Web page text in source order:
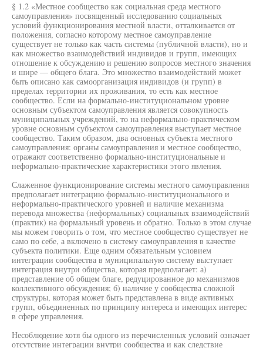
§ 1.2 «Местное сообщество как социальная среда местного
самоуправления» посвященный исследованию социальных
условий функционирования местной власти, отталкивается от
положения, согласно которому местное самоуправление
существует не только как часть системы (публичной власти), но и
как множество взаимодействий индивидов и групп, имеющих
отношение к обсуждению и решению вопросов местного значения
и шире — общего блага. Это множество взаимодействий может
быть описано как самоорганизация индивидов (и групп) в
пределах территории их проживания, то есть как местное
сообщество. Если на формально-институциональном уровне
основным субъектом самоуправления является совокупность
муниципальных учреждений, то на неформально-практическом
уровне основным субъектом самоуправления выступает местное
сообщество. Таким образом, два основных субъекта местного
самоуправления: органы самоуправления и местное сообщество,
отражают соответственно формально-институциональные и
неформально-практические характеристики этого явления.
Слаженное функционирование системы местного самоуправления
предполагает интеграцию формально-институционального и
неформально-практического уровней и наличие механизма
перевода множества (неформальных) социальных взаимодействий
(практик) на формальный уровень и обратно. Только в этом случае
мы можем говорить о том, что местное сообщество существует не
само по себе, а включено в систему самоуправления в качестве
субъекта политики. Еще одним обязательным условием
интеграции сообщества в муниципальную систему выступает
интеграция внутри общества, которая предполагает: а)
представление об общем благе, редуцированное до механизмов
коллективного обсуждения; б) наличие у сообщества сложной
структуры, которая может быть представлена в виде активных
групп, объединенных по принципу интереса и имеющих интерес
в сфере управления.
Несоблюдение хотя бы одного из перечисленных условий означает
отсутствие интеграции внутри сообщества и как следствие